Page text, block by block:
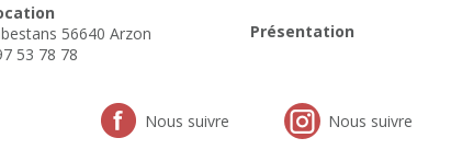
56640 Arzon
53 78 78
Présentation
Nous suivre Nous suivre